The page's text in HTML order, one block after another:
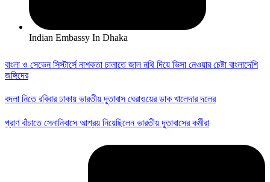
Indian Embassy In Dhaka
বাংলা ও সেভেন সিস্টার্সে নাশকতা চালাতে জাল নথি দিয়ে ভিসা নেওয়ার চেষ্টা বাংলাদেশি
জঙ্গিদের
বদলা নিতে রবিবার ঢাকায় ভারতীয় দূতাবাস ঘেরাওয়ের ডাক খালেদার দলের
প্রাণ বাঁচাতে সেনানিবাসে আশ্রয় নিয়েছিলেন ভারতীয় দূতাবাসের কর্মীরা